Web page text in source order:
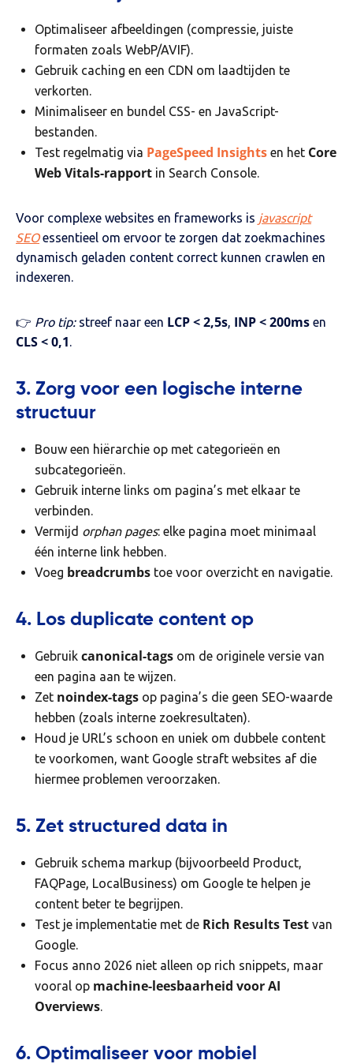
Optimaliseer afbeeldingen (compressie, juiste
formaten zoals WebP/AVIF).
Gebruik caching en een CDN om laadtijden te
verkorten.
Minimaliseer en bundel CSS- en JavaScript-
bestanden.
Test regelmatig via PageSpeed Insights en het Core
Web Vitals-rapport in Search Console.
Voor complexe websites en frameworks is javascript
SEOessentieel om ervoor te zorgen dat zoekmachines
dynamisch geladen content correct kunnen crawlen en
indexeren.
👉 Pro tip:streef naar een LCP < 2,5s, INP < 200ms en
CLS < 0,1.
3. Zorg voor een logische interne
structuur
Bouw een hiërarchie op met categorieën en
subcategorieën.
Gebruik interne links om pagina’s met elkaar te
verbinden.
Vermijd orphan pages: elke pagina moet minimaal
één interne link hebben.
Voeg breadcrumbs toe voor overzicht en navigatie.
4. Los duplicate content op
Gebruik canonical-tags om de originele versie van
een pagina aan te wijzen.
Zet noindex-tags op pagina’s die geen SEO-waarde
hebben (zoals interne zoekresultaten).
Houd je URL’s schoon en uniek om dubbele content
te voorkomen, want Google straft websites af die
hiermee problemen veroorzaken.
5. Zet structured data in
Gebruik schema markup (bijvoorbeeld Product,
FAQPage, LocalBusiness) om Google te helpen je
content beter te begrijpen.
Test je implementatie met de Rich Results Test van
Google.
Focus anno 2026 niet alleen op rich snippets, maar
vooral op machine-leesbaarheid voor AI
Overviews.
6. Optimaliseer voor mobiel